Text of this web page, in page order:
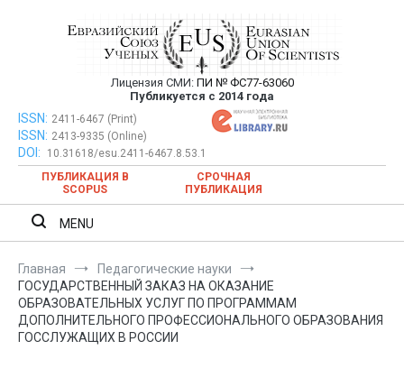
Евразийский Союз Ученых —
публикация научных статей в
ежемесячном научном журнале
Лицензия СМИ: ПИ № ФС77-63060
Публикуется с 2014 года
Евразийский Союз Ученых — публикация научных статей в
ежемесячном научном журнале
ISSN: 2411-6467 (Print)
ISSN: 2413-9335 (Online)
DOI:
10.31618/esu.2411-6467.8.53.1
ПУБЛИКАЦИЯ В
SCOPUS
СРОЧНАЯ
ПУБЛИКАЦИЯ
MENU
Главная
Педагогические науки
ГОСУДАРСТВЕННЫЙ ЗАКАЗ НА ОКАЗАНИЕ
ОБРАЗОВАТЕЛЬНЫХ УСЛУГ ПО ПРОГРАММАМ
ДОПОЛНИТЕЛЬНОГО ПРОФЕССИОНАЛЬНОГО ОБРАЗОВАНИЯ
ГОССЛУЖАЩИХ В РОССИИ